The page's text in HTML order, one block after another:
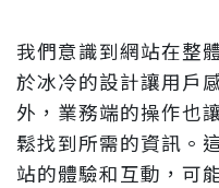
我們意識到網站在整
於冰冷的設計讓用戶
外，業務端的操作也
鬆找到所需的資訊。
站的體驗和互動，可